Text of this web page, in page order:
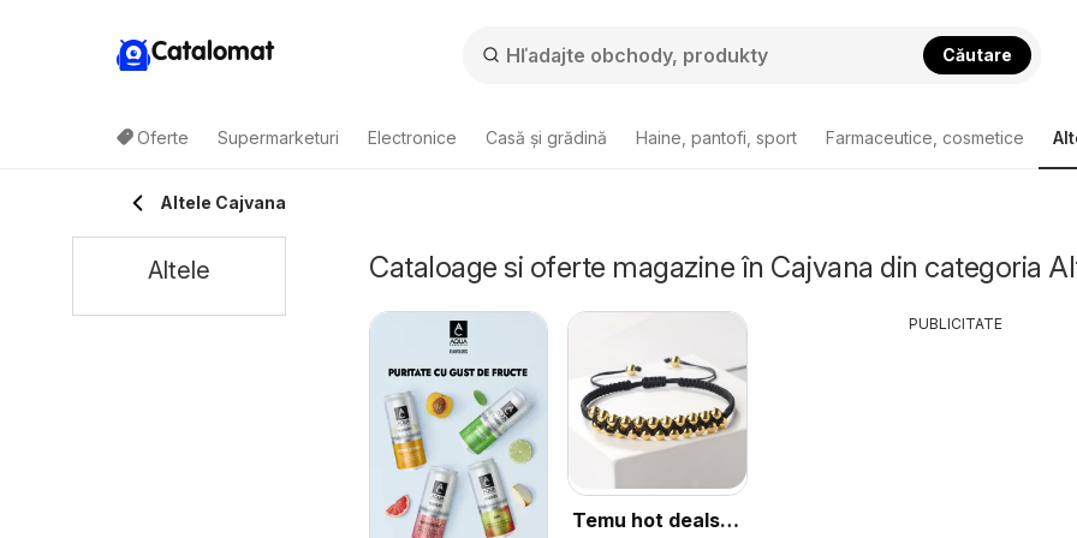
Catalomat Căutare
Oferte Supermarketuri Electronice Casă și grădină Haine, pantofi, sport Farmaceutice, cosmetice
Altele Cajvana
Cataloage si oferte magazine în Cajvana din categoria
Temu hot deals –
PUBLICITATE
Altele